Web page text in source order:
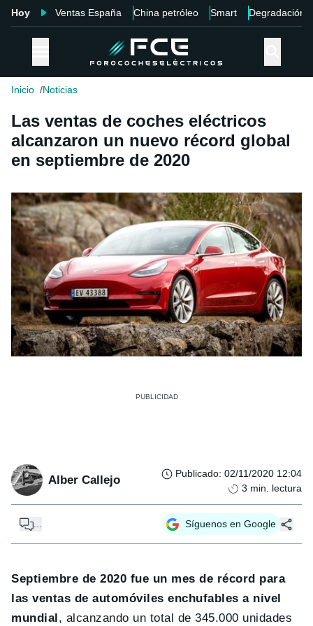
Hoy Ventas España China petróleo Smart Degradación
Inicio Noticias
Las ventas de coches eléctricos
alcanzaron un nuevo récord global
en septiembre de 2020
Alber Callejo Publicado: 02/11/2020 12:04
3 min. lectura
... Síguenos en Google
Septiembre de 2020 fue un mes de récord para
las ventas de automóviles enchufables a nivel
mundial , alcanzando un total de 345.000 unidades